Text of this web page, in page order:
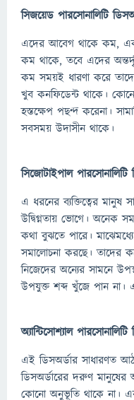
সিজয়েড পারসোনালিটি
এদের আবেগ থাকে কম,
কম থাকে, তবে এদের
কম সময়ই ধারণা করে
খুব কনফিডেন্ট থাকে। কোনো
হস্তক্ষেপ পছন্দ করেনা।
সবসময় উদাসীন থাকে।
সিজোটাইপাল পারসোনালিটি
এ ধরনের ব্যক্তিত্বের মানুষ
উদ্বিগ্নতায় ভোগে। অনেক
কথা বুঝতে পারে।
সমালোচনা করছে। তাদের
নিজেদের অন্যের সামনে
উপযুক্ত শব্দ খুঁজে পান না।
অ্যান্টিসোশ্যাল
এই ডিসঅর্ডার সাধারণত
ডিসঅর্ডারের দরুণ মানুষের
কোনো অনুভূতি থাকে না।